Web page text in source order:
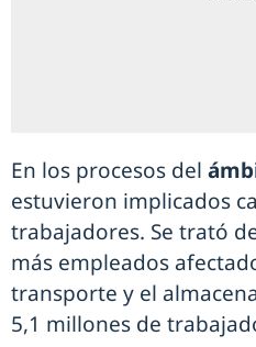
En los procesos del
estuvieron implicados
trabajadores. Se trató
más empleados
transporte y el
5,1 millones de